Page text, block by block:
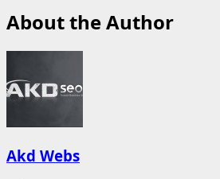
About the Author
Akd Webs